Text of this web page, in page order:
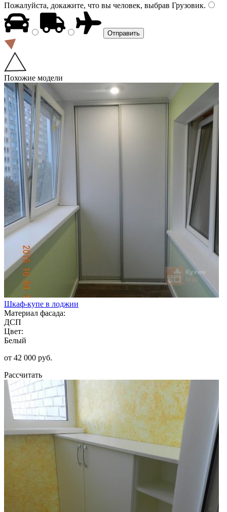
Пожалуйста, докажите, что вы человек, выбрав Грузовик.
Похожие модели
Шкаф-купе в лоджии
Материал фасада:
ДСП
Цвет:
Белый
от 42 000 руб.
Рассчитать